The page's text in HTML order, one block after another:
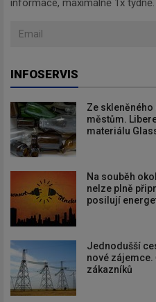
informace, maximálně 1x týdně.
INFOSERVIS
Ze
městům.
materiálu
Na souběh
nelze plně
posilují
Jednodušší
nové zájemce.
zákazníků